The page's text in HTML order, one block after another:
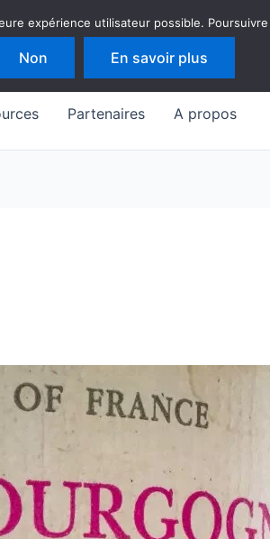
Partenaires A propos
expérience utilisateur possible.
Non En savoir plus